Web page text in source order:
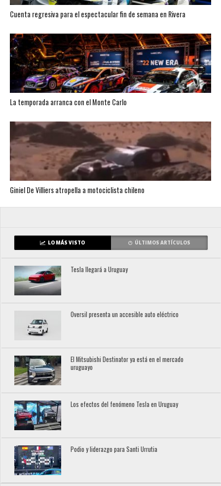
Cuenta regresiva para el espectacular fin de semana en Rivera
La temporada arranca con el Monte Carlo
Giniel De Villiers atropella a motociclista chileno
LO MÁS VISTO ÚLTIMOS ARTÍCULOS
Tesla llegará a Uruguay
Oversil presenta un accesible auto eléctrico
El Mitsubishi Destinator ya está en el mercado
uruguayo
Los efectos del fenómeno Tesla en Uruguay
Podio y liderazgo para Santi Urrutia